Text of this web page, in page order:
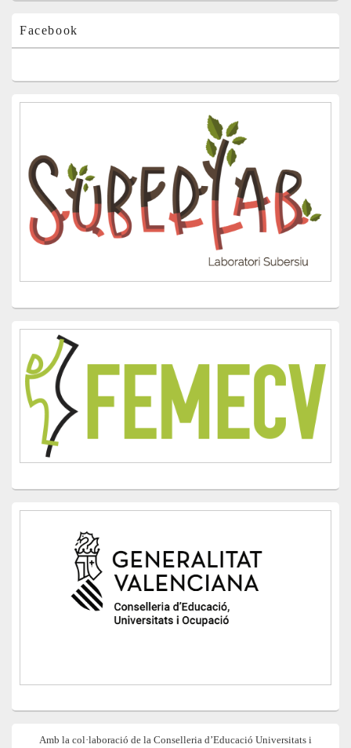
Facebook
Amb la col·laboració de la Conselleria d’Educació Universitats i